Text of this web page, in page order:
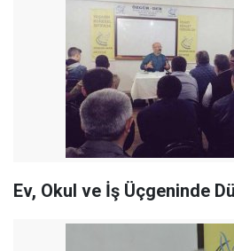
Ev, Okul ve İş Üçgeninde